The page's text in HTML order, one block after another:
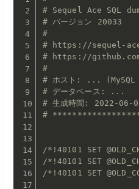
# Sequel Ace SQL
# バージョン 20033
#
# https://sequel-
# https://
#
# ホスト: ...
# データベース: ...
# 生成時間: 2022-06-
#
/*!40101 SET
/*!40101 SET
/*!40101 SET